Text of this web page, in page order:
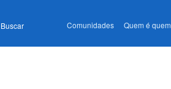
Buscar Comunidades Quem é quem